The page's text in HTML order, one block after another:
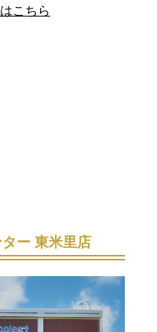
こちら
ー 東米里店